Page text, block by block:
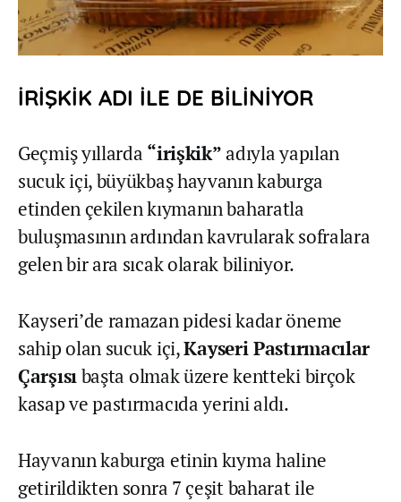
İRİŞKİK ADI İLE DE BİLİNİYOR
Geçmiş yıllarda “irişkik”adıyla yapılan
sucuk içi, büyükbaş hayvanın kaburga
etinden çekilen kıymanın baharatla
buluşmasının ardından kavrularak sofralara
gelen bir ara sıcak olarak biliniyor.
Kayseri’de ramazan pidesi kadar öneme
sahip olan sucuk içi,Kayseri Pastırmacılar
Çarşısıbaşta olmak üzere kentteki birçok
kasap ve pastırmacıda yerini aldı.
Hayvanın kaburga etinin kıyma haline
getirildikten sonra 7 çeşit baharat ile